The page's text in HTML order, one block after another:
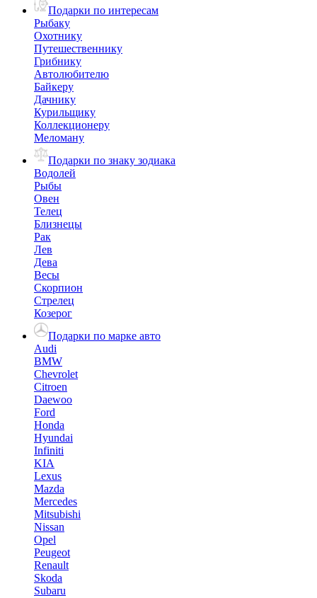
Подарки по интересам
Рыбаку
Охотнику
Путешественнику
Грибнику
Автолюбителю
Байкеру
Дачнику
Курильщику
Коллекционеру
Меломану
Подарки по знаку зодиака
Водолей
Рыбы
Овен
Телец
Близнецы
Рак
Лев
Дева
Весы
Скорпион
Стрелец
Козерог
Подарки по марке авто
Audi
BMW
Chevrolet
Citroen
Daewoo
Ford
Honda
Hyundai
Infiniti
KIA
Lexus
Mazda
Mercedes
Mitsubishi
Nissan
Opel
Peugeot
Renault
Skoda
Subaru